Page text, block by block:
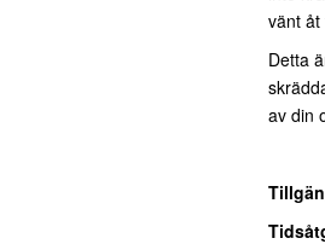
vänt
Detta
av din